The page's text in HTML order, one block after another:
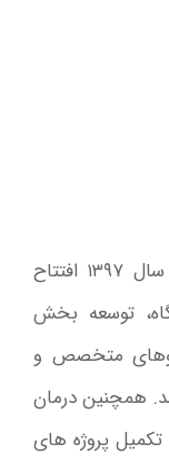
درمانگاه دامپزشکی دامپزشکان سبز در سال ۱۳۹۷ افتتاح
توسعه بخش
متخصص و
همچنین درمان
پروژه های